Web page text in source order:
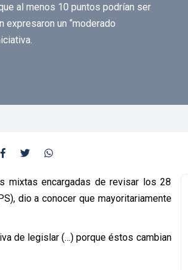
al menos 10 puntos podrían ser
un “moderado
mixtas encargadas de revisar los 28
dio a conocer que mayoritariamente
de legislar (…) porque éstos cambian